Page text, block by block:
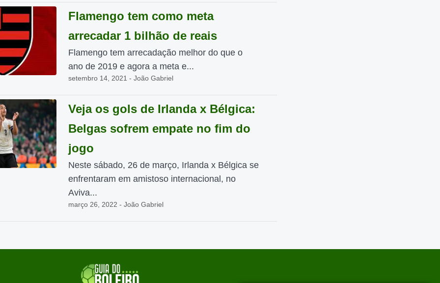
Flamengo tem como meta
arrecadar 1 bilhão de reais
Flamengo tem arrecadação melhor do que o
ano de 2019 e agora a meta e...
setembro 14, 2021 - João Gabriel
Veja os gols de Irlanda x Bélgica:
Belgas sofrem empate no fim do
jogo
Neste sábado, 26 de março, Irlanda x Bélgica se
enfrentaram em amistoso internacional, no
Aviva...
março 26, 2022 - João Gabriel